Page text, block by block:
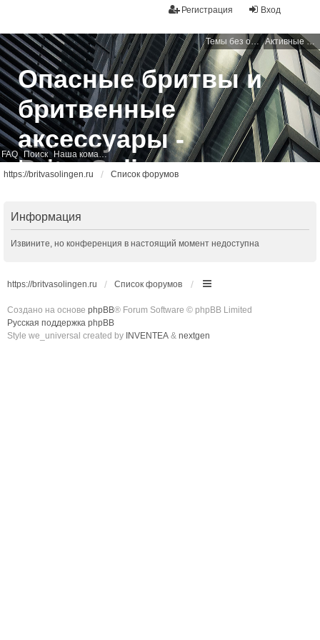
Вход
Регистрация
Темы без ответов Активные темы
FAQ Поиск Наша команда
Опасные бритвы и
бритвенные
аксессуары -
BritvaSolingen
https://britvasolingen.ru Список форумов
Информация
Извините, но конференция в настоящий момент недоступна
https://britvasolingen.ru Список форумов
Создано на основе phpBB® Forum Software © phpBB Limited
Русская поддержка phpBB
Style we_universal created by INVENTEA & nextgen